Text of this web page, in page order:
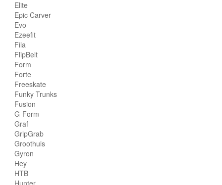
Elite
Epic Carver
Evo
Ezeefit
Fila
FlipBelt
Form
Forte
Freeskate
Funky Trunks
Fusion
G-Form
Graf
GripGrab
Groothuis
Gyron
Hey
HTB
Hunter